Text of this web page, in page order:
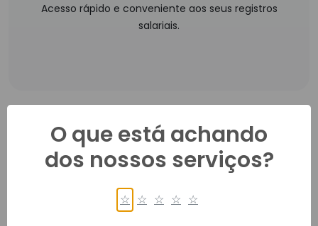
Acesso rápido e conveniente aos seus registros
salariais.
O que está achando
dos nossos serviços?
☆ ☆ ☆ ☆ ☆